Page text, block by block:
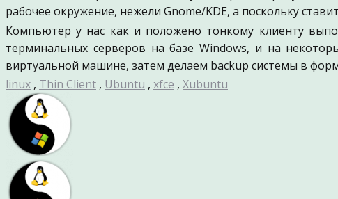
рабочее окружение, нежели Gnome/KDE, а поскольку
Компьютер у нас как и положено тонкому клиенту
терминальных серверов на базе Windows, и на
виртуальной машине, затем делаем backup системы в
linux , Thin Client , Ubuntu , xfce , Xubuntu